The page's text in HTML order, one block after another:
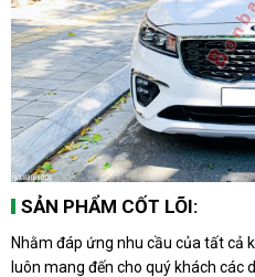
SẢN PHẨM CỐT LÕI:
Nhằm đáp ứng nhu cầu của tất cả
luôn mang đến cho quý khách các